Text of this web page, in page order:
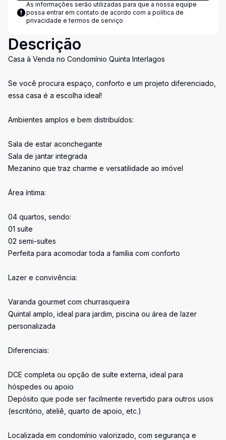
As informações serão utilizadas para que a nossa equipe
possa entrar em contato de acordo com a política de
privacidade e termos de serviço
Descrição
Casa à Venda no Condomínio Quinta Interlagos
Se você procura espaço, conforto e um projeto diferenciado,
essa casa é a escolha ideal!
Ambientes amplos e bem distribuídos:
Sala de estar aconchegante
Sala de jantar integrada
Mezanino que traz charme e versatilidade ao imóvel
Área íntima:
04 quartos, sendo:
01 suíte
02 semi-suítes
Perfeita para acomodar toda a família com conforto
Lazer e convivência:
Varanda gourmet com churrasqueira
Quintal amplo, ideal para jardim, piscina ou área de lazer
personalizada
Diferenciais:
DCE completa ou opção de suíte externa, ideal para
hóspedes ou apoio
Depósito que pode ser facilmente revertido para outros usos
(escritório, ateliê, quarto de apoio, etc.)
Localizada em condomínio valorizado, com segurança e